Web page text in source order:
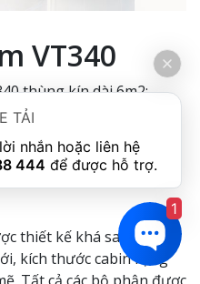
VT340
thùng kín dài 6m2:
thùng bạt dài 6m2:
VT340 thùng lửng dài 6m2:
thiết kế khá sang trọng
kích thước cabin rộng
TẢI
444
1